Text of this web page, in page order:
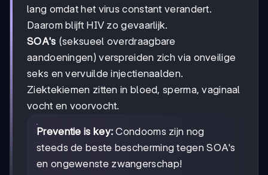
lang omdat het virus constant verandert.
Daarom blijft HIV zo gevaarlijk.
SOA's (seksueel overdraagbare
aandoeningen) verspreiden zich via onveilige
seks en vervuilde injectienaalden.
Ziektekiemen zitten in bloed, sperma, vaginaal
vocht en voorvocht.
Preventie is key: Condooms zijn nog
steeds de beste bescherming tegen SOA's
en ongewenste zwangerschap!